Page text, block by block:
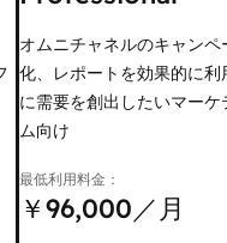
オムニチャネルのキャンペ
化、レポートを効果的に利
に需要を創出したいマーケ
ム向け
最低利用料金：
￥96,000／月